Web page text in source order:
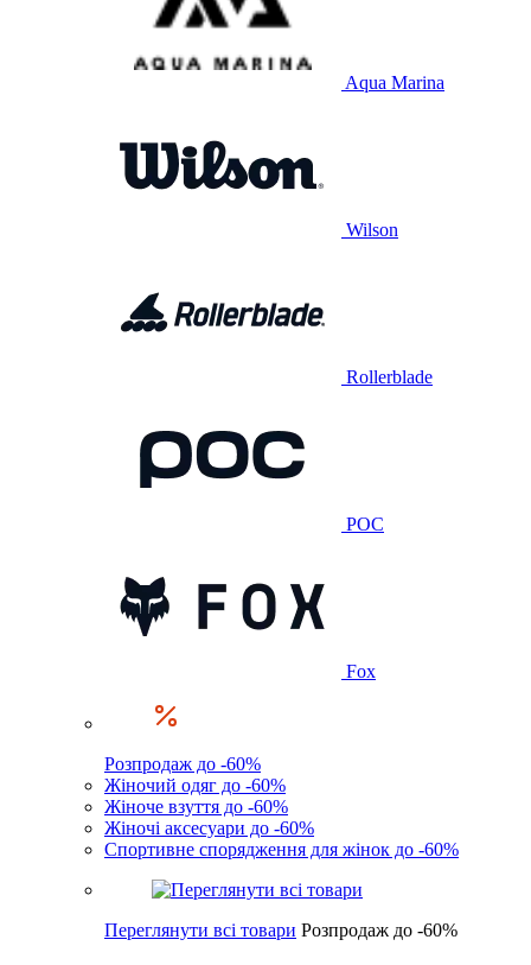
Aqua Marina
Wilson
Rollerblade
POC
Fox
Розпродаж до -60%
Жіночий одяг до -60%
Жіноче взуття до -60%
Жіночі аксесуари до -60%
Спортивне спорядження для жінок до -60%
Переглянути всі товари Розпродаж до -60%